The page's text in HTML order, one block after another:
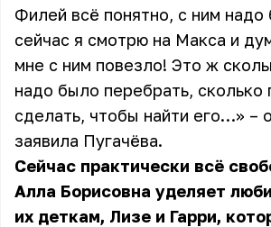
Филей всё понятно, с ним
сейчас я смотрю на Макса и
мне с ним повезло! Это ж
надо было перебрать, сколько
сделать, чтобы найти его…» –
заявила Пугачёва.
Сейчас практически всё
Алла Борисовна уделяет
их деткам, Лизе и Гарри,